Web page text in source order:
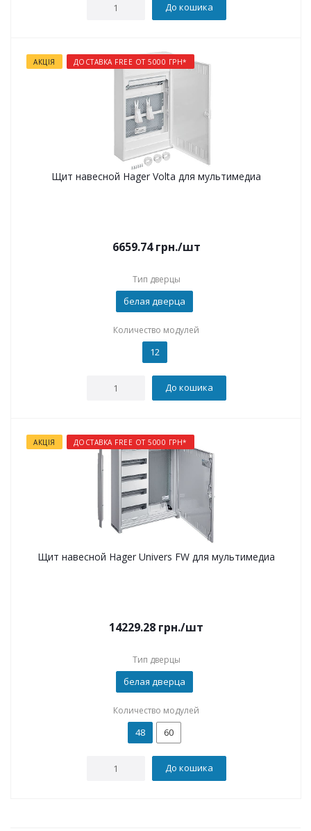
До кошика
АКЦІЯ ДОСТАВКА FREE ОТ 5000 ГРН*
Щит навесной Hager Volta для мультимедиа
6659.74грн./шт
Тип дверцы
белая дверца
Количество модулей
12
До кошика
АКЦІЯ ДОСТАВКА FREE ОТ 5000 ГРН*
Щит навесной Hager Univers FW для мультимедиа
14229.28 грн./шт
Тип дверцы
белая дверца
Количество модулей
48 60
До кошика